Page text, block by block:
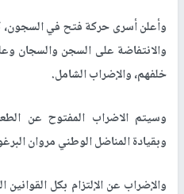
وأعلن أسرى حركة فتح في السجون،
والانتفاضة على السجن والسجان
خلفهم، والإضراب الشامل.
وبقيادة المناضل الوطني مروان
والإضراب عن الإلتزام بكل